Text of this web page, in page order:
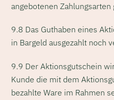
angebotenen
9.8 Das Guthaben eines
in Bargeld ausgezahlt noch
9.9 Der Aktionsgutschein
Kunde die mit dem
bezahlte Ware im Rahmen